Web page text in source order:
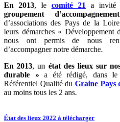
En 2013, le comité 21 a invité
groupement
d’associations des Pays de la
leurs démarches «
nous ont permis de nous
d’accompagner notre démarche.
En 2013, un état des lieux sur
durable » a été rédigé, dans le
Référentiel Qualité du Graine Pays
au moins tous les 2 ans.
État des lieux 2022 à télécharger